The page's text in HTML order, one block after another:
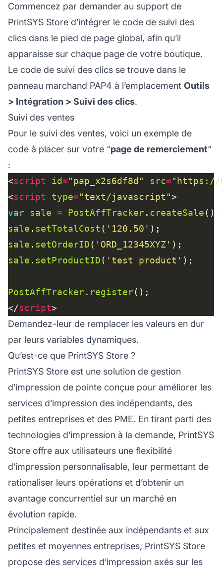
Commencez par demander au support de
PrintSYS Store d’intégrer le code de suivi des
clics dans le pied de page global, afin qu’il
apparaisse sur chaque page de votre boutique.
Le code de suivi des clics se trouve dans le
panneau marchand PAP4 à l’emplacement Outils
> Intégration > Suivi des clics.
Suivi des ventes
Pour le suivi des ventes, voici un exemple de
code à placer sur votre “page de remerciement“
:
<script id="pap_x2s6df8d" src="https://
<script type="text/javascript"
var sale = PostAffTracker. createSale
sale . setTotalCost ( '120.50'
sale . setOrderID( 'ORD_12345XYZ'
sale . setProductID( 'test product'
PostAffTracker. register
</script
Demandez-leur de remplacer les valeurs en dur
par leurs variables dynamiques.
Qu’est-ce que PrintSYS Store ?
PrintSYS Store est une solution de gestion
d’impression de pointe conçue pour améliorer les
services d’impression des indépendants, des
petites entreprises et des PME. En tirant parti des
technologies d’impression à la demande, PrintSYS
Store offre aux utilisateurs une flexibilité
d’impression personnalisable, leur permettant de
rationaliser leurs opérations et d’obtenir un
avantage concurrentiel sur un marché en
évolution rapide.
Principalement destinée aux indépendants et aux
petites et moyennes entreprises, PrintSYS Store
propose des services d’impression axés sur les